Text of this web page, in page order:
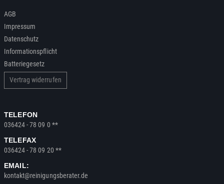
AGB
Impressum
Datenschutz
Informationspflicht
Batteriegesetz
Vertrag widerrufen
TELEFON
036424 - 78 09 0 **
TELEFAX
036424 - 78 09 20 **
EMAIL:
kontakt@reinigungsberater.de